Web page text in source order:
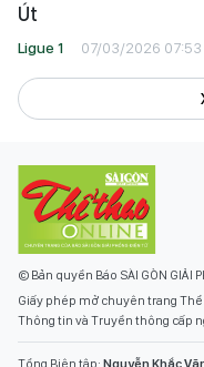
Út
Ligue 1 07/03/2026 07:53
© Bản quyền Báo SÀI GÒN GIẢI
Giấy phép mở chuyên trang
Thông tin và Truyền thông cấp
Tổng Biên tập: Nguyễn Khắc